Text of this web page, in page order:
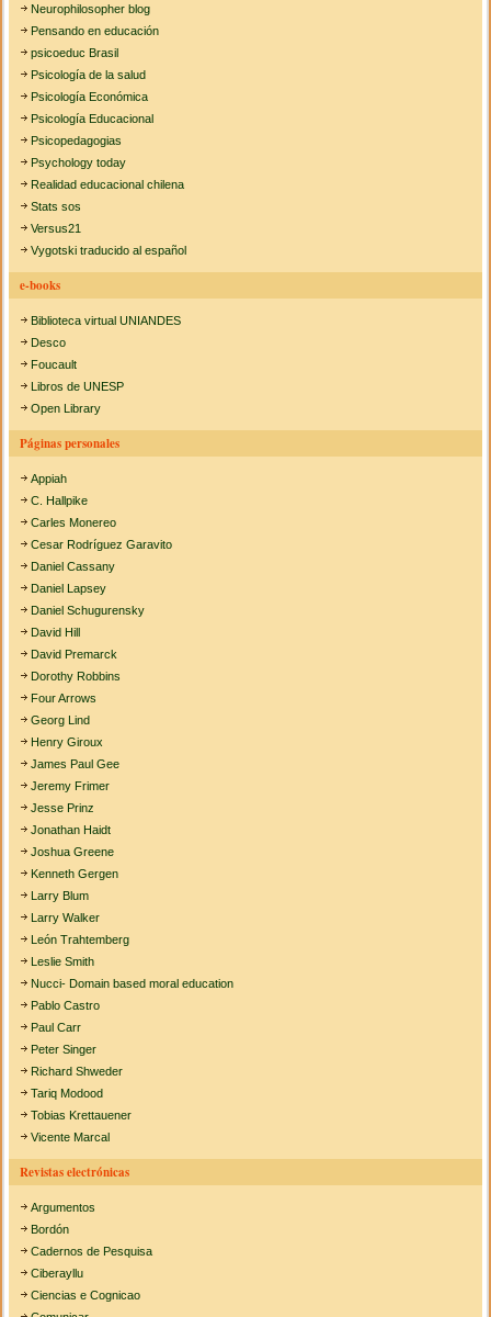
Neurophilosopher blog
Pensando en educación
psicoeduc Brasil
Psicología de la salud
Psicología Económica
Psicología Educacional
Psicopedagogias
Psychology today
Realidad educacional chilena
Stats sos
Versus21
Vygotski traducido al español
e-books
Biblioteca virtual UNIANDES
Desco
Foucault
Libros de UNESP
Open Library
Páginas personales
Appiah
C. Hallpike
Carles Monereo
Cesar Rodríguez Garavito
Daniel Cassany
Daniel Lapsey
Daniel Schugurensky
David Hill
David Premarck
Dorothy Robbins
Four Arrows
Georg Lind
Henry Giroux
James Paul Gee
Jeremy Frimer
Jesse Prinz
Jonathan Haidt
Joshua Greene
Kenneth Gergen
Larry Blum
Larry Walker
León Trahtemberg
Leslie Smith
Nucci- Domain based moral education
Pablo Castro
Paul Carr
Peter Singer
Richard Shweder
Tariq Modood
Tobias Krettauener
Vicente Marcal
Revistas electrónicas
Argumentos
Bordón
Cadernos de Pesquisa
Ciberayllu
Ciencias e Cognicao